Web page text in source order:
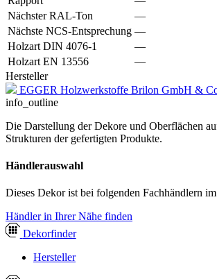
Nächster RAL-Ton
—
Nächste NCS-Entsprechung —
Holzart DIN 4076-1
—
Holzart EN 13556
—
Hersteller
EGGER Holzwerkstoffe Brilon GmbH &
info_outline
Die Darstellung der Dekore und Oberflächen
Strukturen der gefertigten Produkte.
Händlerauswahl
Dieses Dekor ist bei folgenden Fachhändlern
Händler in Ihrer Nähe finden
Dekorfinder
Hersteller